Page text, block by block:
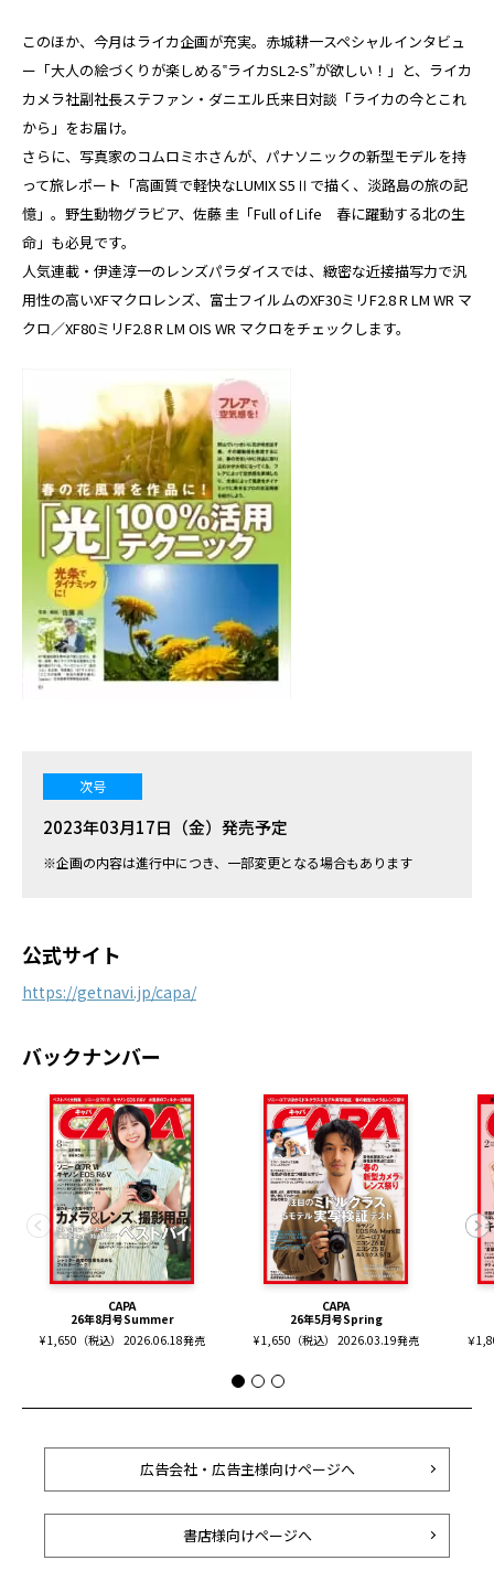
このほか、今月はライカ企画が充実。赤城耕一スペシャルインタビュ
ー「大人の絵づくりが楽しめる‟ライカSL2-S”が欲しい！」と、ライカ
カメラ社副社長ステファン・ダニエル氏来日対談「ライカの今とこれ
から」をお届け。
さらに、写真家のコムロミホさんが、パナソニックの新型モデルを持
って旅レポート「高画質で軽快なLUMIX S5Ⅱで描く、淡路島の旅の記
憶」。野生動物グラビア、佐藤 圭「Full of Life 春に躍動する北の生
命」も必見です。
人気連載・伊達淳一のレンズパラダイスでは、緻密な近接描写力で汎
用性の高いXFマクロレンズ、富士フイルムのXF30ミリF2.8 R LM WR マ
クロ／XF80ミリF2.8 R LM OIS WR マクロをチェックします。
次号
2023年03月17日（金）発売予定
※企画の内容は進行中につき、一部変更となる場合もあります
公式サイト
https://getnavi.jp/capa/
バックナンバー
CAPA
26年8月号Summer
¥ 1,650（税込） 2026.06.18発売
CAPA
26年5月号Spring
¥ 1,650（税込） 2026.03.19発売
￥
広告会社・広告主様向けページへ
書店様向けページへ